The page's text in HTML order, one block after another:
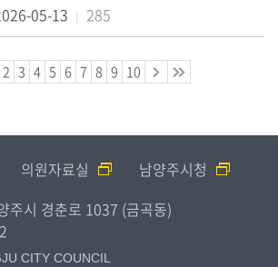
05-13 285
2 3 4 5 6 7 8 9 10
의원자료실
남양주시청
주시 경춘로 1037 (금곡동)
CITY COUNCIL